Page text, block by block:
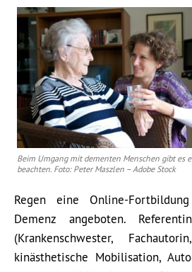
Beim Umgang mit dementen Menschen gibt es
beachten. Foto: Peter Maszlen – Adobe Stock
Regen eine Online-
Demenz angeboten.
(Krankenschwester,
kinästhetische Mobilisation,